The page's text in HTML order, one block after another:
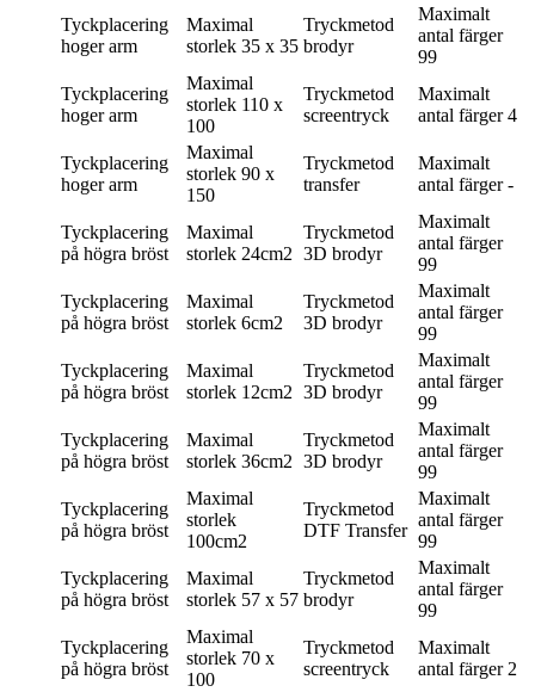
Tyckplacering
hoger arm
Maximal
storlek 35 x 35
Tryckmetod
brodyr
Maximalt
antal färger
99
Tyckplacering
hoger arm
Maximal
storlek 110 x
100
Tryckmetod
screentryck
Maximalt
antal färger 4
Tyckplacering
hoger arm
Maximal
storlek 90 x
150
Tryckmetod
transfer
Maximalt
antal färger -
Tyckplacering
på högra bröst
Maximal
storlek 24cm2
Tryckmetod
3D brodyr
Maximalt
antal färger
99
Tyckplacering
på högra bröst
Maximal
storlek 6cm2
Tryckmetod
3D brodyr
Maximalt
antal färger
99
Tyckplacering
på högra bröst
Maximal
storlek 12cm2
Tryckmetod
3D brodyr
Maximalt
antal färger
99
Tyckplacering
på högra bröst
Maximal
storlek 36cm2
Tryckmetod
3D brodyr
Maximalt
antal färger
99
Tyckplacering
på högra bröst
Maximal
storlek
100cm2
Tryckmetod
DTF Transfer
Maximalt
antal färger
99
Tyckplacering
på högra bröst
Maximal
storlek 57 x 57
Tryckmetod
brodyr
Maximalt
antal färger
99
Tyckplacering
på högra bröst
Maximal
storlek 70 x
100
Tryckmetod
screentryck
Maximalt
antal färger 2